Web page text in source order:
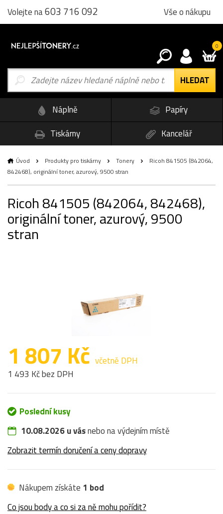
Volejte na603 716 092 Vše o nákupu
0
Náplně
Papíry
Tiskárny
Kancelář
Úvod Produkty pro tiskárny Tonery
Ricoh 841505 (842064,
842468), originální toner, azurový, 9500 stran
Ricoh 841505 (842064, 842468),
originální toner, azurový, 9500
stran
1 807 Kč včetně DPH
1 493 Kč bez DPH
Poslední kusy
10.08.2026 u vásnebo na výdejním místě
Zobrazit termín doručení a ceny dopravy
Nákupem získáte 1 bod
Co jsou body a co si za ně mohu pořídit?